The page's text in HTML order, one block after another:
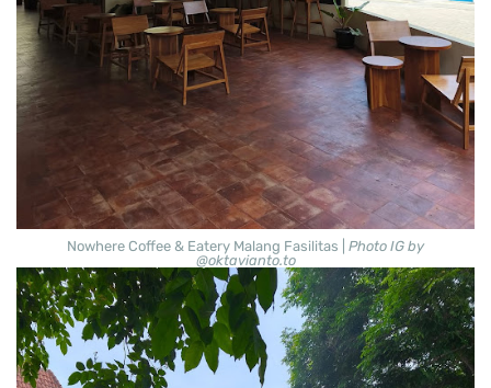
Nowhere Coffee & Eatery Malang Fasilitas | Photo IG by
@oktavianto.to